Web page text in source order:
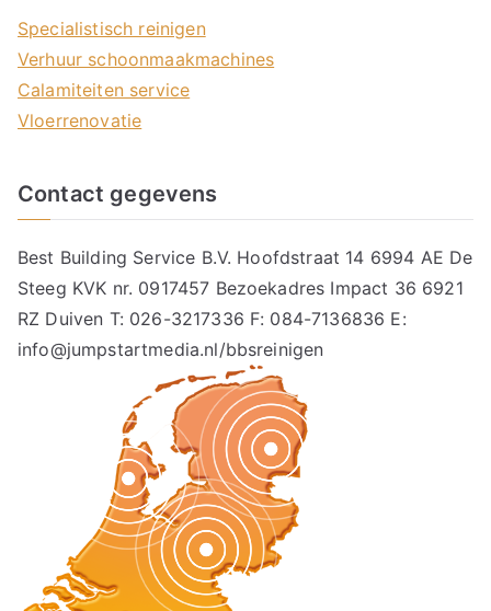
Specialistisch reinigen
Verhuur schoonmaakmachines
Calamiteiten service
Vloerrenovatie
Contact gegevens
Best Building Service B.V. Hoofdstraat 14 6994 AE De
Steeg KVK nr. 0917457 Bezoekadres Impact 36 6921
RZ Duiven T: 026-3217336 F: 084-7136836 E:
info@jumpstartmedia.nl/bbsreinigen